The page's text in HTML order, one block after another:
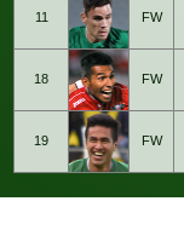
11 FW
18 FW
19 FW